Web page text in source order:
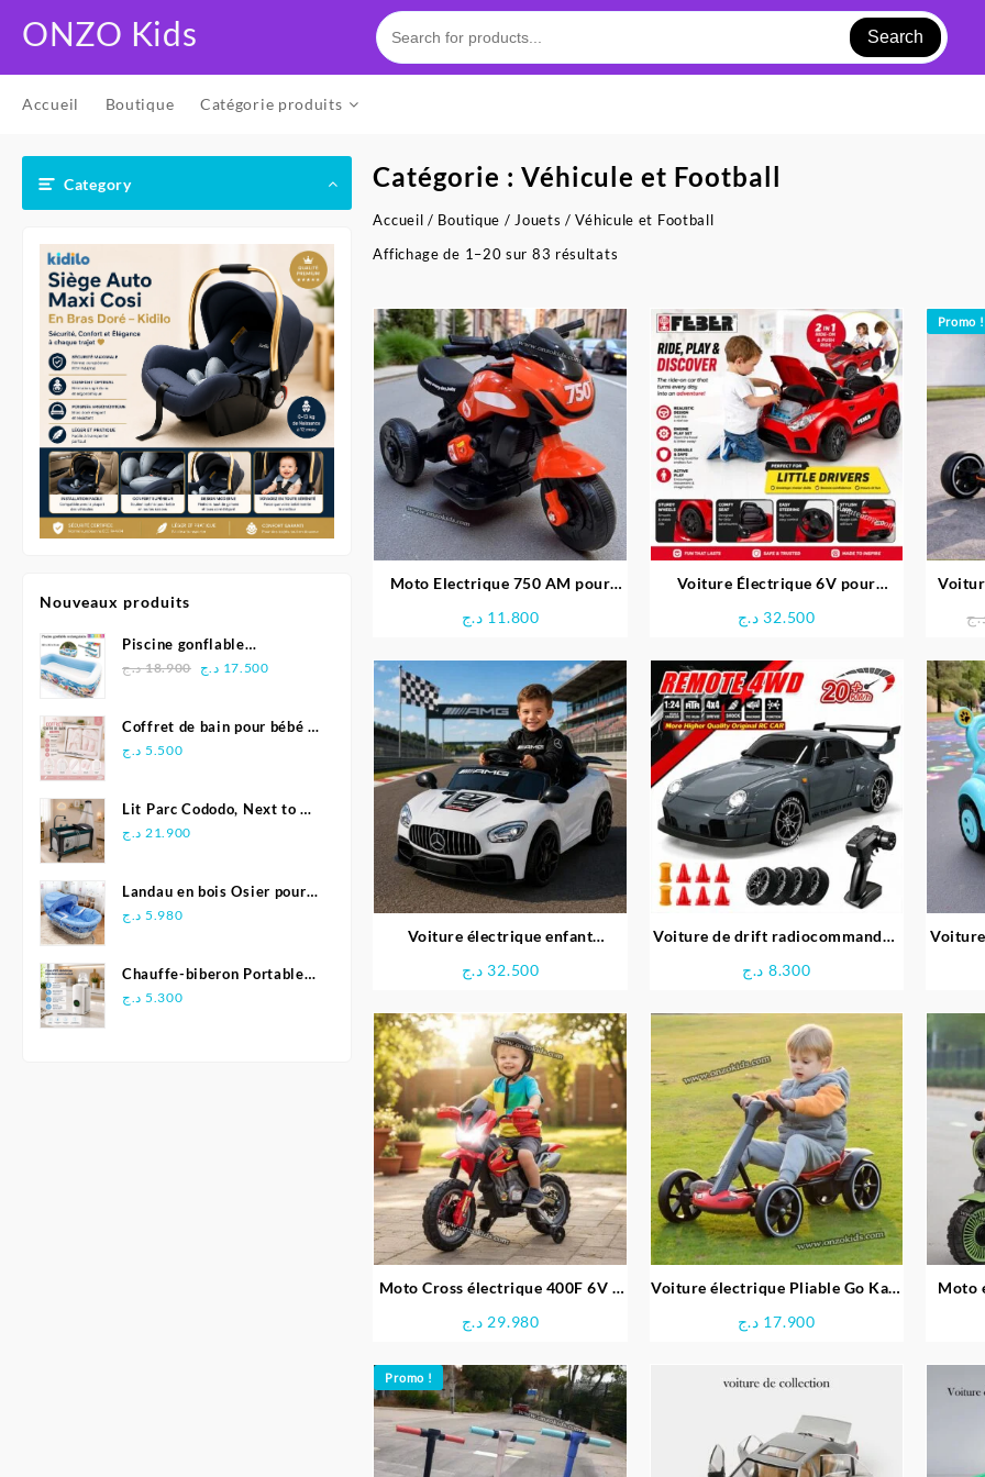
ONZO Kids Search
Accueil Boutique Catégorie produits
Category
Nouveaux produits
Piscine gonflable
rectangulaire 305 x 183 x
18.900د.ج
Le
était :
17.500 د.ج
Le
est :
Coffret de bain pour bébé 5
pièces - Bebelinna
5.500 د.ج
Lit Parc Cododo, Next to Me
2en1 – Pingouin
21.900 د.ج
Landau en bois Osier pour
bébé5.980 د.ج
Chauffe-biberon Portable
pour Voyage
5.300 د.ج
Catégorie :Véhicule et Football
Accueil / Boutique / Jouets / Véhicule et Football
Affichage de 1–20 sur 83 résultats
récent
au
plus
ancien
Moto Electrique 750 AM pour
11.800 د.ج
Voiture Électrique 6V pour
32.500 د.ج
Promo !
Voiture électrique enfant
32.500 د.ج
Voiture de drift radiocommandée
8.300 د.ج
Moto Cross électrique 400F 6V –
29.980 د.ج
Voiture électrique Pliable Go Kart
17.900 د.ج
Moto
Promo !